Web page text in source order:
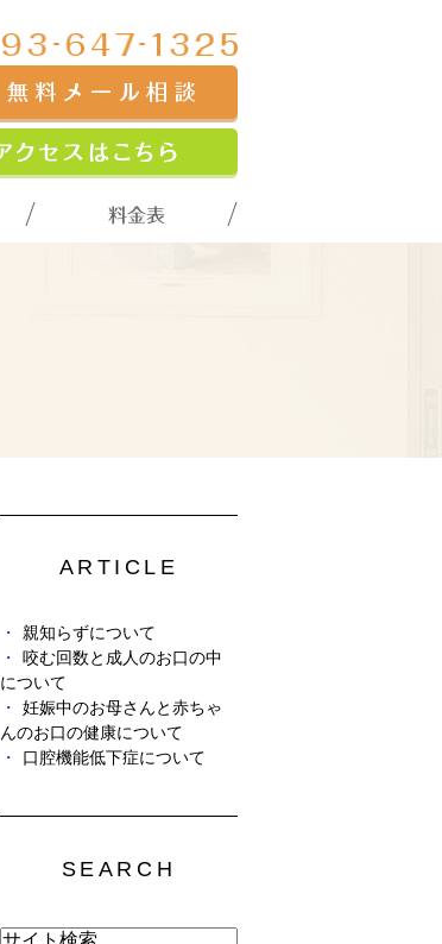
料金表
ARTICLE
親知らずについて
咬む回数と成人のお口の中
について
妊娠中のお母さんと赤ちゃ
んのお口の健康について
口腔機能低下症について
SEARCH